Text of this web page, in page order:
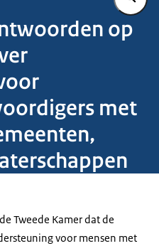
op
met
Tweede Kamer dat de
voor mensen met